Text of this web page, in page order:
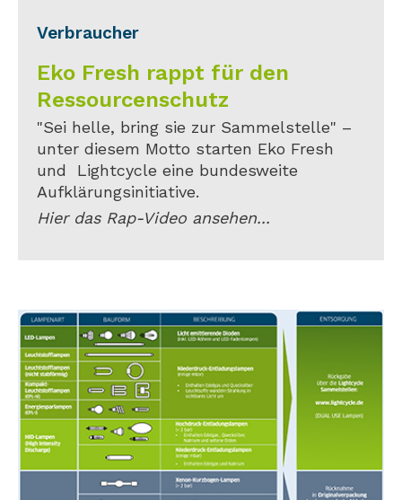
Verbraucher
Eko Fresh rappt für den
Ressourcenschutz
"Sei helle, bring sie zur Sammelstelle" –
unter diesem Motto starten Eko Fresh
und Lightcycle eine bundesweite
Aufklärungsinitiative.
Hier das Rap-Video ansehen...